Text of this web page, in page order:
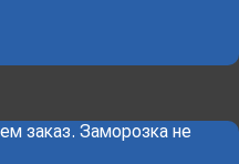
заказ. Заморозка не